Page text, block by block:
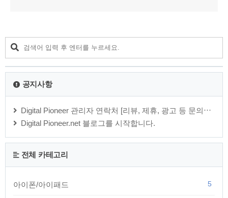
공지사항
Digital Pioneer 관리자 연락처 [리뷰, 제휴, 광고 등 문의⋯
Digital Pioneer.net 블로그를 시작합니다.
전체 카테고리
아이폰/아이패드 5